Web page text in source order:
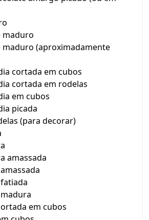
maduro
maduro (aproximadamente
cortada em cubos
cortada em rodelas
em cubos
picada
(para decorar)
amassada
em cubos